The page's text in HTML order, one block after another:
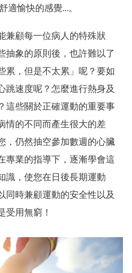
適愉快的感覺…。
兼顧每一位病人的特殊狀
抽象的原則後，也許難以了
累，但是不太累」呢？要如
跳速度呢？怎麼進行熱身及
這些關於正確運動的重要事
情的不同而產生很大的差
，仍然抽空參加數週的心臟
專業的指導下，逐漸學會這
識，使您在日後長期運動
同時兼顧運動的安全性以及
受用無窮！